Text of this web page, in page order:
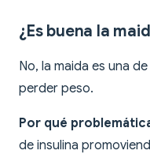
¿Es buena la
No, la maida es una
perder peso.
Por qué
de insulina